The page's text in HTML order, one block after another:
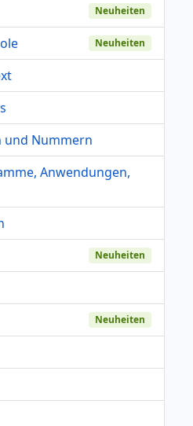
Neuheiten
Neuheiten
und Nummern
Anwendungen,
Neuheiten
Neuheiten